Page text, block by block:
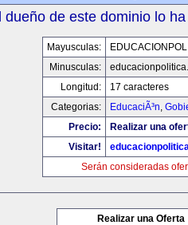
dueño de este dominio lo
Mayusculas:
Minusculas:
Longitud:
17 caracteres
Categorias:
EducaciÃ³n,
Precio:
Realizar una
Visitar!
Serán consideradas
Realizar una Oferta